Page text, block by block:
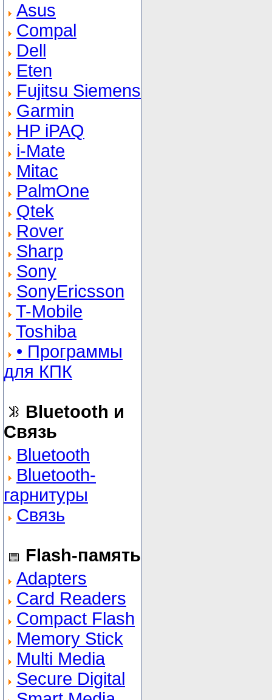
Asus
Compal
Dell
Eten
Fujitsu Siemens
Garmin
HP iPAQ
i-Mate
Mitac
PalmOne
Qtek
Rover
Sharp
Sony
SonyEricsson
T-Mobile
Toshiba
• Программы
для КПК
Bluetooth и
Связь
Bluetooth
Bluetooth-
гарнитуры
Связь
Flash-память
Adapters
Card Readers
Compact Flash
Memory Stick
Multi Media
Secure Digital